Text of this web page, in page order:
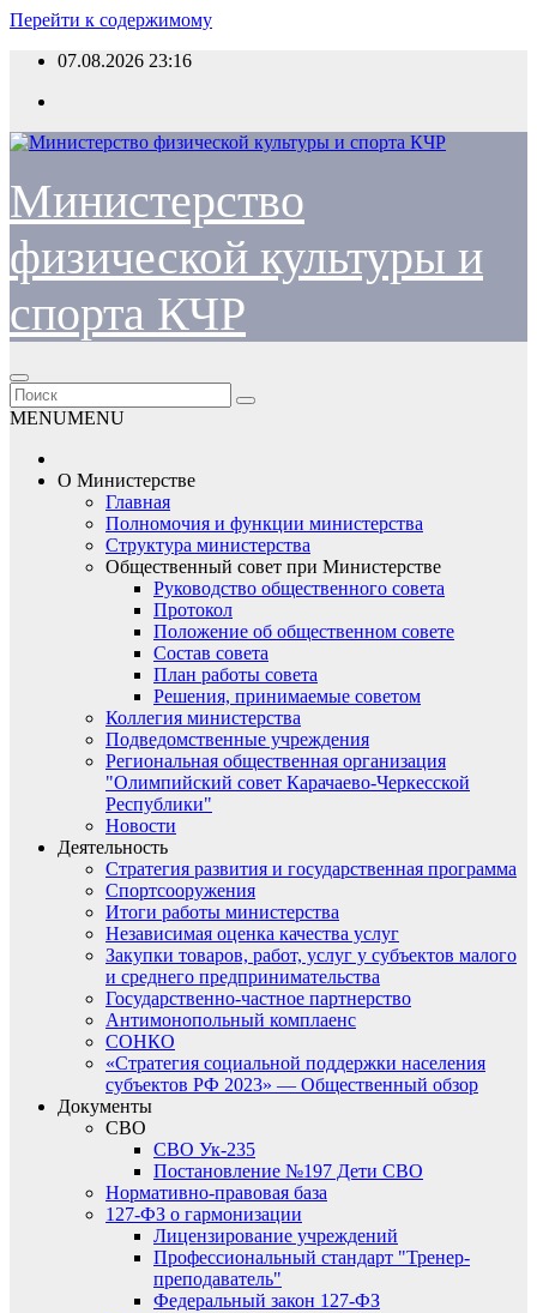
Перейти к содержимому
07.08.2026 23:16
Министерство
физической культуры и
спорта КЧР
MENUMENU
О Министерстве
Главная
Полномочия и функции министерства
Структура министерства
Общественный совет при Министерстве
Руководство общественного совета
Протокол
Положение об общественном совете
Состав совета
План работы совета
Решения, принимаемые советом
Коллегия министерства
Подведомственные учреждения
Региональная общественная организация
"Олимпийский совет Карачаево-Черкесской
Республики"
Новости
Деятельность
Стратегия развития и государственная программа
Спортсооружения
Итоги работы министерства
Независимая оценка качества услуг
Закупки товаров, работ, услуг у субъектов малого
и среднего предпринимательства
Государственно-частное партнерство
Антимонопольный комплаенс
СОНКО
«Стратегия социальной поддержки населения
субъектов РФ 2023» — Общественный обзор
Документы
СВО
СВО Ук-235
Постановление №197 Дети СВО
Нормативно-правовая база
127-ФЗ о гармонизации
Лицензирование учреждений
Профессиональный стандарт "Тренер-
преподаватель"
Федеральный закон 127-ФЗ